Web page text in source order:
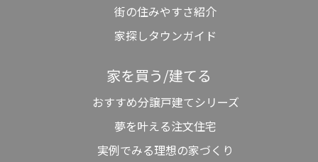
街の住みやすさ紹介
家探しタウンガイド
家を買う/建てる
おすすめ分譲戸建てシリーズ
夢を叶える注文住宅
実例でみる理想の家づくり